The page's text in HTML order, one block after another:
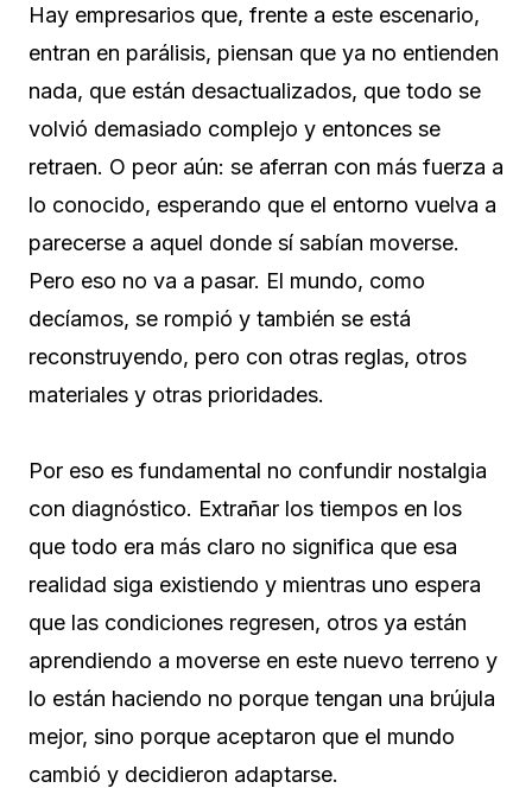
Hay empresarios que, frente a este escenario,
entran en parálisis, piensan que ya no entienden
nada, que están desactualizados, que todo se
volvió demasiado complejo y entonces se
retraen. O peor aún: se aferran con más fuerza a
lo conocido, esperando que el entorno vuelva a
parecerse a aquel donde sí sabían moverse.
Pero eso no va a pasar. El mundo, como
decíamos, se rompió y también se está
reconstruyendo, pero con otras reglas, otros
materiales y otras prioridades.
Por eso es fundamental no confundir nostalgia
con diagnóstico. Extrañar los tiempos en los
que todo era más claro no significa que esa
realidad siga existiendo y mientras uno espera
que las condiciones regresen, otros ya están
aprendiendo a moverse en este nuevo terreno y
lo están haciendo no porque tengan una brújula
mejor, sino porque aceptaron que el mundo
cambió y decidieron adaptarse.